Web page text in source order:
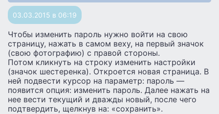
03.03.2015 в 06:19
Чтобы изменить пароль нужно войти на свою
страницу, нажать в самом веху, на первый значок
(свою фотографию) с правой стороны.
Потом кликнуть на строку изменить настройки
(значок шестеренка). Откроется новая страница. В
ней подвести курсор на параметр: пароль —
появится опция: изменить пароль. Далее нажать на
нее вести текущий и дважды новый, после чего
подтвердить, щелкнув на: «сохранить».